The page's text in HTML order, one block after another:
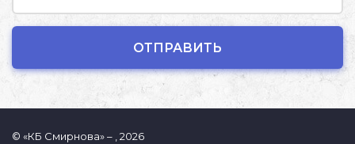
© «КБ Смирнова» – , 2026